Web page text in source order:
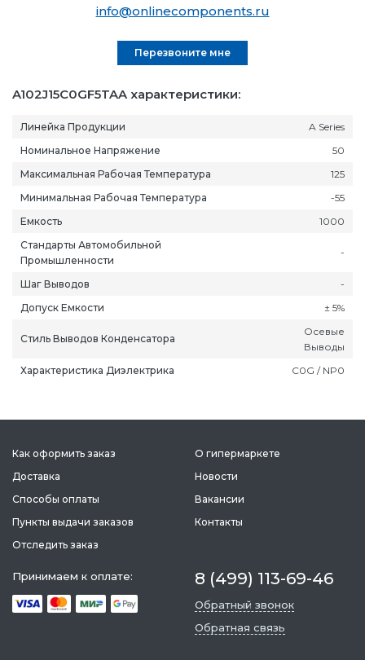
A102J15C0GF5TAA характеристики:
Линейка Продукции
A Series
Номинальное Напряжение
50
Максимальная Рабочая Температура
125
Минимальная Рабочая Температура
-55
Емкость
1000
Стандарты Автомобильной
Промышленности
-
Шаг Выводов
-
Допуск Емкости
± 5%
Стиль Выводов Конденсатора
Осевые
Выводы
Характеристика Диэлектрика
C0G / NP0
info@onlinecomponents.ru
Перезвоните мне
Как оформить заказ
Доставка
Способы оплаты
Пункты выдачи заказов
Отследить заказ
О гипермаркете
Новости
Вакансии
Контакты
Принимаем к оплате: 8 (499) 113-69-46
Обратный звонок
Обратная связь
Магас
Майкоп
Махачкала
Междуреченск
Нарьян-Мар
Новороссийск
Новосибирск
Омск
Оренбург
Пермь
Петрозаводск
Саранск